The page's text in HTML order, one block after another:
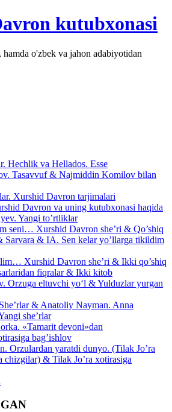
o'zbek va jahon adabiyotidan
Hechlik va Hellados. Esse
Tasavvuf & Najmiddin Komilov bilan
Xurshid Davron tarjimalari
Davron va uning kutubxonasi haqida
Yangi to’rtliklar
seni… Xurshid Davron she’ri & Qo’shiq
Sarvara & IA. Sen kelar yo’llarga tikildim
Xurshid Davron she’ri & Ikki qo’shiq
fiqralar & Ikki kitob
Orzuga eltuvchi yo‘l & Yulduzlar yurgan
& Anatoliy Nayman. Anna
she’rlar
«Tamarit devoni»dan
bag’ishlov
Orzulardan yaratdi dunyo. (Tilak Jo’ra
chizgilar) & Tilak Jo’ra xotirasiga